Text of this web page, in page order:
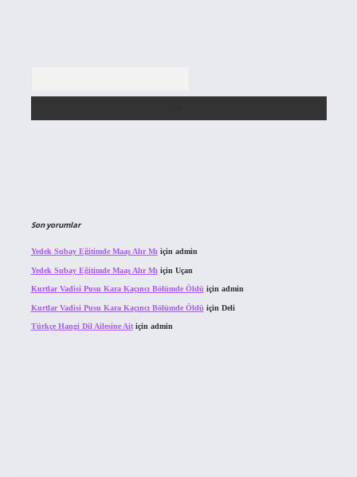
Son yorumlar
Yedek Subay Eğitimde Maaş Alır Mı için admin
Yedek Subay Eğitimde Maaş Alır Mı için Uçan
Kurtlar Vadisi Pusu Kara Kaçıncı Bölümde Öldü için admin
Kurtlar Vadisi Pusu Kara Kaçıncı Bölümde Öldü için Deli
Türkçe Hangi Dil Ailesine Aitiçin admin